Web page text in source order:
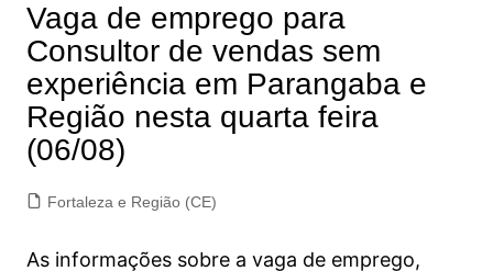
Vaga de emprego para
Consultor de vendas sem
experiência em Parangaba e
Região nesta quarta feira
(06/08)
Fortaleza e Região (CE)
As informações sobre a vaga de emprego,